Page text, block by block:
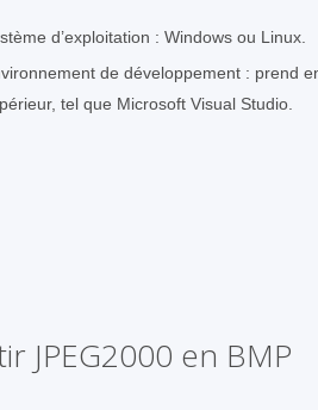
d’exploitation : Windows ou Linux.
de développement : prend
tel que Microsoft Visual Studio.
JPEG2000 en BMP